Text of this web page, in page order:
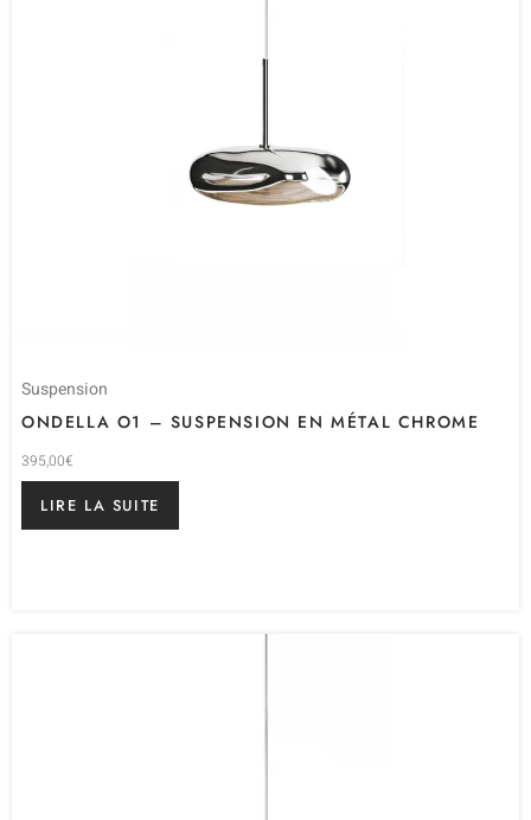
Suspension
ONDELLA O1 – SUSPENSION EN MÉTAL CHROME
395,00€
LIRE LA SUITE